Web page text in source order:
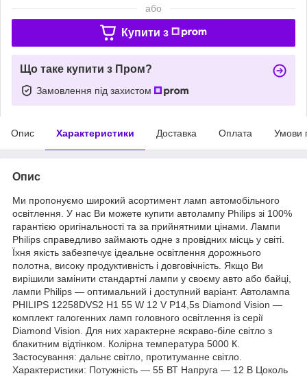
або
Купити з
Що таке купити з Пром?
Замовлення під захистом
Опис Характеристики Доставка Оплата Умови
Опис
Ми пропонуємо широкий асортимент ламп автомобільного
освітлення. У нас Ви можете купити автолампу Philips зі 100%
гарантією оригінальності та за прийнятними цінами. Лампи
Philips справедливо займають одне з провідних місць у світі.
Їхня якість забезпечує ідеальне освітлення дорожнього
полотна, високу продуктивність і довговічність. Якщо Ви
вирішили замінити стандартні лампи у своєму авто або байці,
лампи Philips — оптимальний і доступний варіант. Автолампа
PHILIPS 12258DVS2 H1 55 W 12 V P14,5s Diamond Vision —
комплект галогенних ламп головного освітлення із серії
Diamond Vision. Для них характерне яскраво-біле світло з
блакитним відтінком. Колірна температура 5000 К.
Застосування: дальнє світло, протитуманне світло.
Характеристики: Потужність — 55 ВТ Напруга — 12 В Цоколь